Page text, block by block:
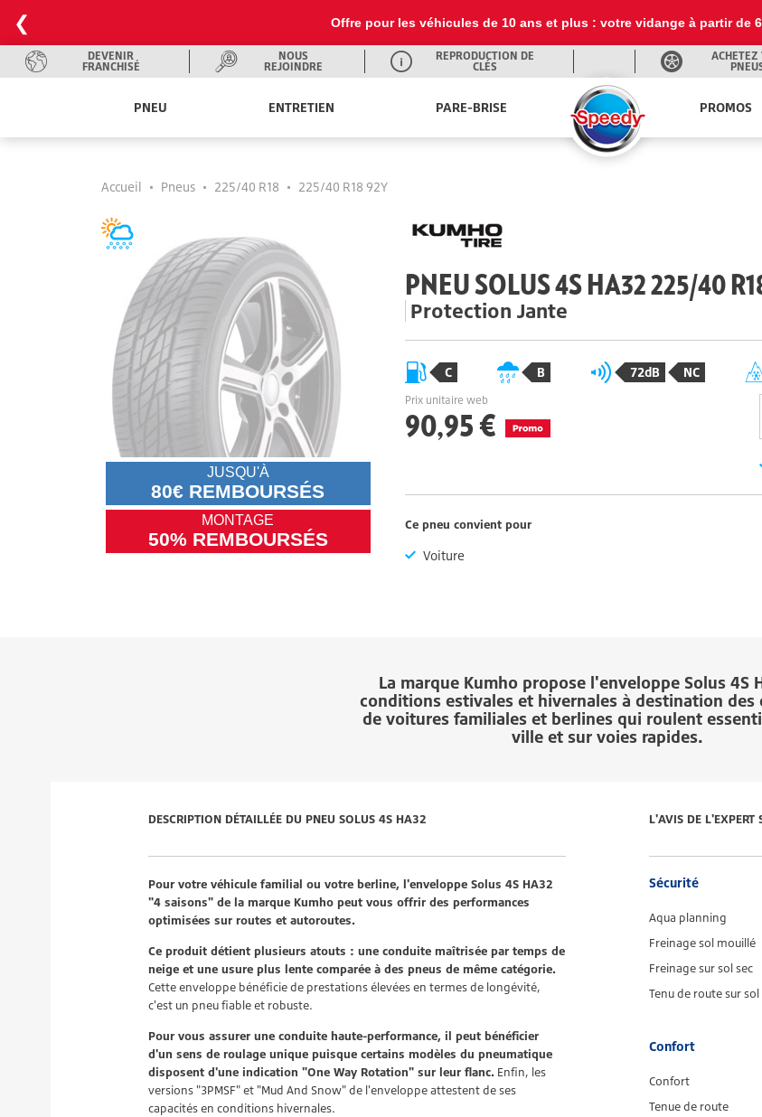
❮ Offre pour les véhicules de 10 ans et plus : votre vidange à partir de
DEVENIR
FRANCHISÉ
NOUS
REJOINDRE
REPRODUCTION DE
CLÉS
ACHETEZ
PNEU ENTRETIEN PARE-BRISE PROMOS
Accueil • Pneus • 225/40 R18 • 225/40 R18 92Y
JUSQU'À
80€ REMBOURSÉS
MONTAGE
50% REMBOURSÉS
PNEU SOLUS 4S HA32 225/40
Protection Jante
C B 72dB NC
Prix unitaire web
90,95 €
Ce pneu convient pour
Voiture
La marque Kumhopropose l'enveloppe Solus 4S
conditions estivales et hivernales à destination des
de voitures familiales et berlines qui roulent
ville et sur voies rapides.
DESCRIPTION DÉTAILLÉE DU PNEU SOLUS 4S HA32
Pour votre véhicule familial ou votre berline, l'enveloppe Solus 4S HA32
"4 saisons" de la marque Kumho peut vous offrir des performances
optimisées sur routes et autoroutes.
Ce produit détient plusieurs atouts : une conduite maîtrisée par temps de
neige et une usure plus lente comparée à des pneus de même catégorie.
Cette enveloppe bénéficie de prestations élevées en termes de longévité,
c'est un pneu fiable et robuste.
Pour vous assurer une conduite haute-performance, il peut bénéficier
d'un sens de roulage unique puisque certains modèles du pneumatique
disposent d'une indication "One Way Rotation" sur leur flanc. Enfin, les
versions "3PMSF" et "Mud And Snow" de l'enveloppe attestent de ses
capacités en conditions hivernales.
L'AVIS DE L'EXPERT
Sécurité
Aqua planning
Freinage sol mouillé
Freinage sur sol sec
Tenu de route sur sol
Confort
Confort
Tenue de route